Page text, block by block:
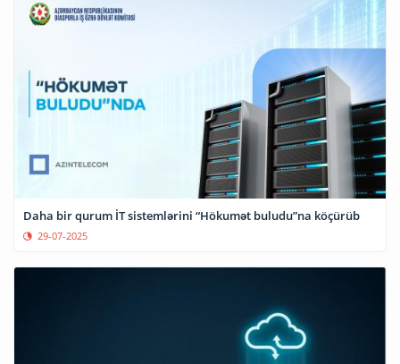
Daha bir qurum İT sistemlərini “Hökumət buludu”na köçürüb
29-07-2025